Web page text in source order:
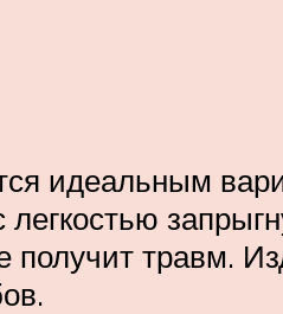
идеальным
получит травм.